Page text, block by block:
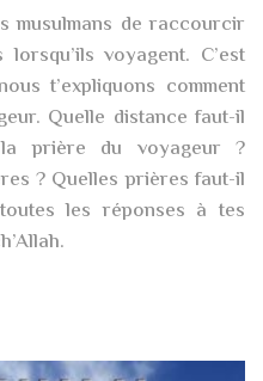
musulmans de raccourcir
voyagent. C’est
t’expliquons comment
Quelle distance faut-il
prière du voyageur ?
? Quelles prières faut-il
les réponses à tes